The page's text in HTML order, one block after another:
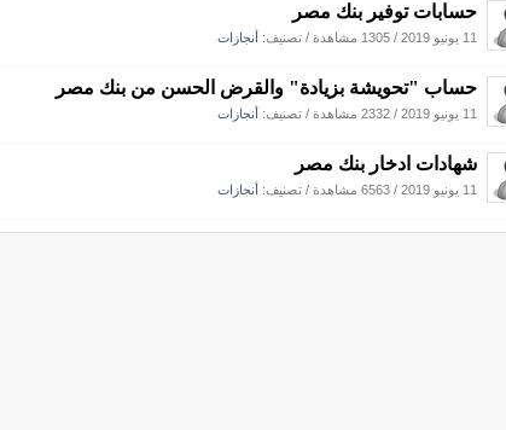
حسابات توفير بنك مصر
11 يونيو 2019 / 1305 مشاهدة / تصنيف: أنجازات
حساب "تحويشة بزيادة" والقرض الحسن من بنك مصر
11 يونيو 2019 / 2332 مشاهدة / تصنيف: أنجازات
شهادات ادخار بنك مصر
11 يونيو 2019 / 6563 مشاهدة / تصنيف: أنجازات